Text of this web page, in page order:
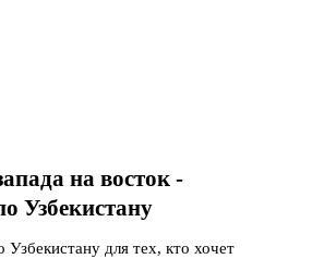
на восток -
Узбекистану
для тех, кто хочет